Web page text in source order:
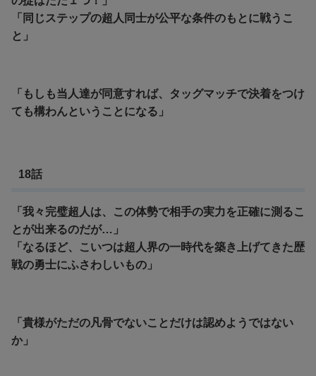
「同じステップの超人同士が公平な条件のもとに戦うこ
と」
「もしも当人達が同意すれば、タッグマッチで決着をつけ
ても構わんということになる」
18話
「我々完璧超人は、この体勢で相手の実力を正確に測るこ
とが出来るのだが…」
「なるほど、こいつは超人界の一時代を築き上げてきた歴
戦の勇士にふさわしいもの」
「貴様がただの凡骨でないことだけは認めようではない
か」